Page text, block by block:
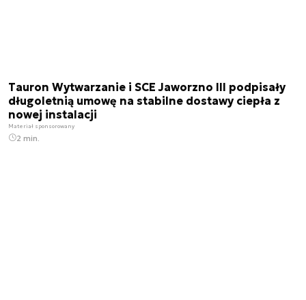
Tauron Wytwarzanie i SCE Jaworzno III podpisały
długoletnią umowę na stabilne dostawy ciepła z
nowej instalacji
Materiał sponsorowany
2 min.